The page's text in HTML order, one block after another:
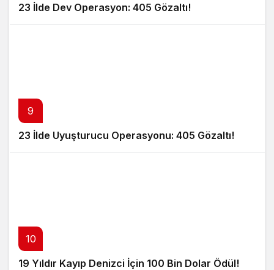
23 İlde Dev Operasyon: 405 Gözaltı!
9
23 İlde Uyuşturucu Operasyonu: 405 Gözaltı!
10
19 Yıldır Kayıp Denizci İçin 100 Bin Dolar Ödül!